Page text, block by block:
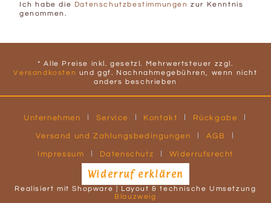
Ich habe die Datenschutzbestimmungen zur Kenntnis
genommen.
* Alle Preise inkl. gesetzl. Mehrwertsteuer zzgl.
Versandkosten und ggf. Nachnahmegebühren, wenn nicht
anders beschrieben
Unternehmen Service Kontakt Rückgabe
Versand und Zahlungsbedingungen AGB
Impressum Datenschutz Widerrufsrecht
Widerruf erklären
Realisiert mit Shopware | Layout & technische Umsetzung
Blauzweig